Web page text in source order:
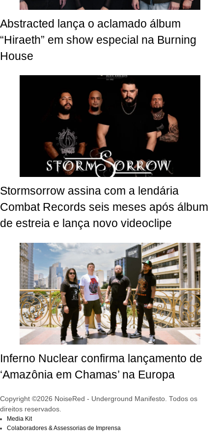
Abstracted lança o aclamado álbum
“Hiraeth” em show especial na Burning
House
Stormsorrow assina com a lendária
Combat Records seis meses após álbum
de estreia e lança novo videoclipe
Inferno Nuclear confirma lançamento de
‘Amazônia em Chamas’ na Europa
Copyright ©2026 NoiseRed - Underground Manifesto. Todos os
direitos reservados.
Media Kit
Colaboradores & Assessorias de Imprensa